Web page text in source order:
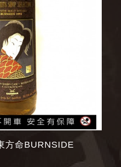
方命BURNSIDE